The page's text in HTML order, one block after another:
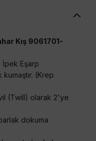
Kış 9061701-
İpek Eşarp
(Krep
(Twill) olarak 2'ye
dokuma